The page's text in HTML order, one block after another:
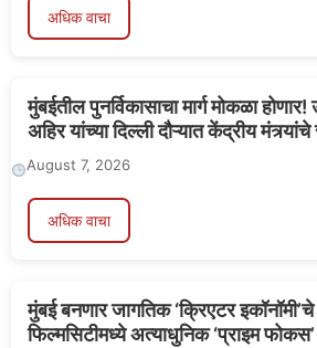
अधिक वाचा
मुंबईतील पुनर्विकासाचा मार्ग मोकळा
अहिर यांच्या दिल्ली दौऱ्यात केंद्रीय
August 7, 2026
अधिक वाचा
मुंबई बनणार जागतिक ‘क्रिएटर
फिल्मसिटीमध्ये अत्याधुनिक ‘प्राइम